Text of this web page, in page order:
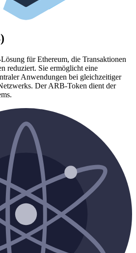
für Ethereum, die Transaktionen
reduziert. Sie ermöglicht eine
Anwendungen bei gleichzeitiger
Der ARB-Token dient der